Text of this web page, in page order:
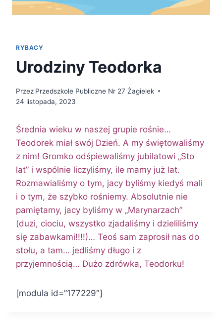
RYBACY
Urodziny Teodorka
Przez Przedszkole Publiczne Nr 27 Żagielek
24 listopada, 2023
Średnia wieku w naszej grupie rośnie…
Teodorek miał swój Dzień. A my świętowaliśmy
z nim! Gromko odśpiewaliśmy jubilatowi „Sto
lat” i wspólnie liczyliśmy, ile mamy już lat.
Rozmawialiśmy o tym, jacy byliśmy kiedyś mali
i o tym, że szybko rośniemy. Absolutnie nie
pamiętamy, jacy byliśmy w „Marynarzach”
(duzi, ciociu, wszystko zjadaliśmy i dzieliliśmy
się zabawkami!!!!)… Teoś sam zaprosił nas do
stołu, a tam… jedliśmy długo i z
przyjemnością… Dużo zdrówka, Teodorku!
[modula id=”177229″]